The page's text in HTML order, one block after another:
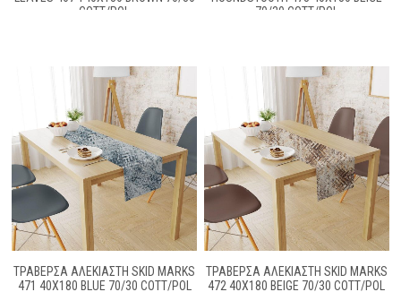
COTT/POL
70/30 COTT/POL
ΤΡΑΒΈΡΣΑ ΑΛΈΚΙΑΣΤΗ SKID MARKS
471 40X180 BLUE 70/30 COTT/POL
ΤΡΑΒΈΡΣΑ ΑΛΈΚΙΑΣΤΗ SKID MARKS
472 40X180 BEIGE 70/30 COTT/POL